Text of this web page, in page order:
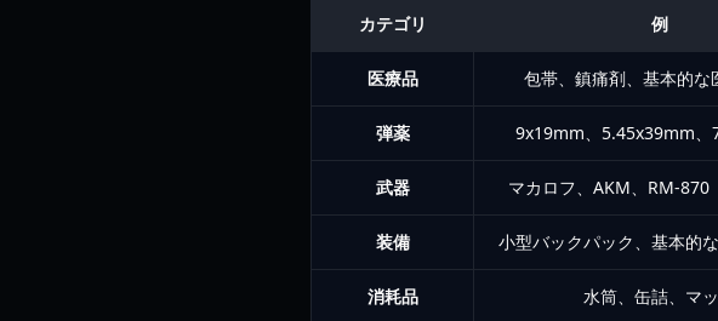
カテゴリ 例
医療品 包帯、鎮痛剤、基本的な
弾薬 9x19mm、5.45x39mm、
武器 マカロフ、AKM、RM-870
装備 小型バックパック、基本的
消耗品 水筒、缶詰、マ